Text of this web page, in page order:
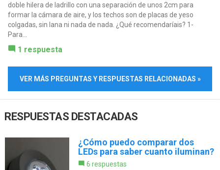
doble hilera de ladrillo con una separación de unos 2cm para
formar la cámara de aire, y los techos son de placas de yeso
colgadas, sin lana ni nada de nada. ¿Qué recomendaríais? 1-
Para...
1 respuesta
VER MÁS PREGUNTAS Y RESPUESTAS RELACIONADAS »
RESPUESTAS DESTACADAS
¿Cómo puedo comparar dos
LEDs para saber cuanto iluminan?
6 respuestas